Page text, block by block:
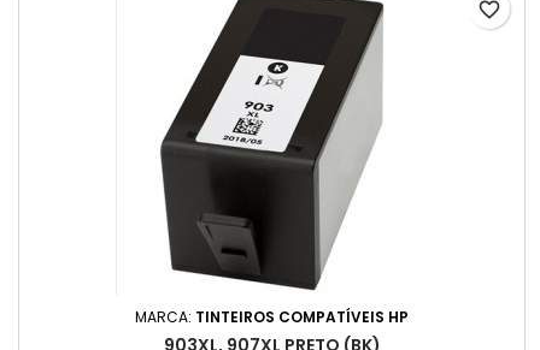
MARCA: TINTEIROS COMPATÍVEIS HP
903XL, 907XL PRETO (BK)
favorite_border